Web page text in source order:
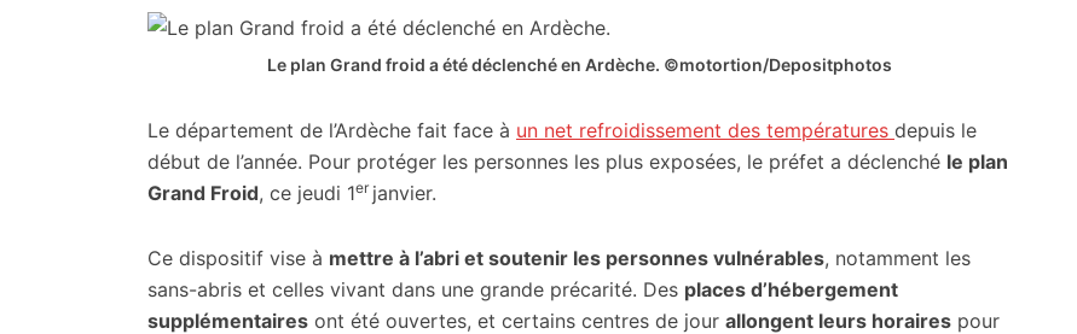
citoyennes
Le plan Grand froid a été déclenché en Ardèche. ©motortion/Depositphotos
Le département de l’Ardèche fait face à un net refroidissement des températures depuis le
début de l’année. Pour protéger les personnes les plus exposées, le préfet a déclenché le plan
Grand Froid, ce jeudi 1er janvier.
Ce dispositif vise à mettre à l’abri et soutenir les personnes vulnérables, notamment les
sans-abris et celles vivant dans une grande précarité. Des places d’hébergement
supplémentaires ont été ouvertes, et certains centres de jour allongent leurs horaires pour